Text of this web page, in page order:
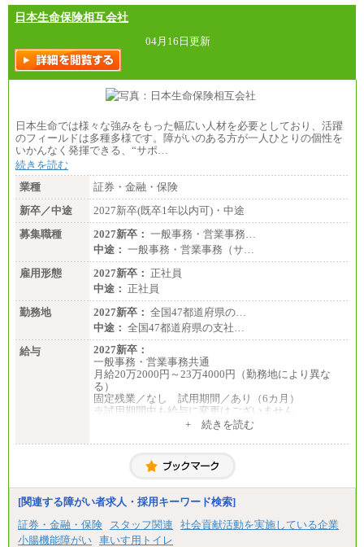
日本生命保険相互会社
04月16日更新
日本生命では様々な強みをもった幅広い人材を必要としており、活躍
のフィールドは多種多様です。障がいのある方が一人ひとりの個性を
いかんなく発揮できる、“サポ…
続きを読む
業種
証券・金融・保険
新卒／中途
2027新卒(既卒1年以内可)・中途
募集職種
2027新卒： 一般事務・営業事務…
中途： 一般事務・営業事務（サ…
雇用形態
2027新卒： 正社員
中途： 正社員
勤務地
2027新卒： 全国47都道府県の…
中途： 全国47都道府県の支社…
給与
2027新卒：
一般事務・営業事務共通
月給20万2000円～23万4000円（勤務地により異な
る）
固定残業／なし 試用期間／あり（6カ月）
※試用期間中も給与に変更はございません
月給20万2000円～23万4000円（勤務地により異な
固定残業／なし 試用期間／あり（6か月）
+ 続きを読む
[関連する障がい者求人・採用キーワード検索]
証券・金融・保険
スタッフ関連
社会貢献活動を実施している企業
小腸機能障がい 車いす用トイレ